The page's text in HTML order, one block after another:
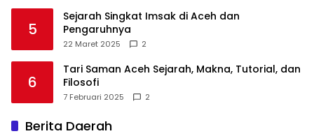
5
Sejarah Singkat Imsak di Aceh dan
Pengaruhnya
22 Maret 2025 2
6
Tari Saman Aceh Sejarah, Makna, Tutorial, dan
Filosofi
7 Februari 2025 2
Berita Daerah